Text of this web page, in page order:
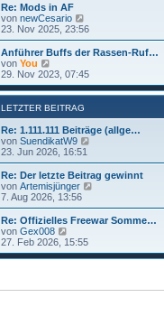
r
a
g
r
B
t
Re: Mods in AF
von newCesario
e
u
e
t
r
i
t
r
a
23. Nov 2025, 23:56
Anführer Buffs der Rassen-Ruf…
von You
e
u
e
s
t
e
r
B
t
r
a
29. Nov 2023, 07:45
LETZTER BEITRAG
Re: 1.111.111 Beiträge (allge…
von SuendikatW9
u
e
s
t
B
t
g
23. Jun 2026, 16:51
Re: Der letzte Beitrag gewinnt
von Artemisjünger
u
e
r
i
7. Aug 2026, 13:56
Re: Offizielles Freewar Somme…
von Gex008
e
u
e
27. Feb 2026, 15:55